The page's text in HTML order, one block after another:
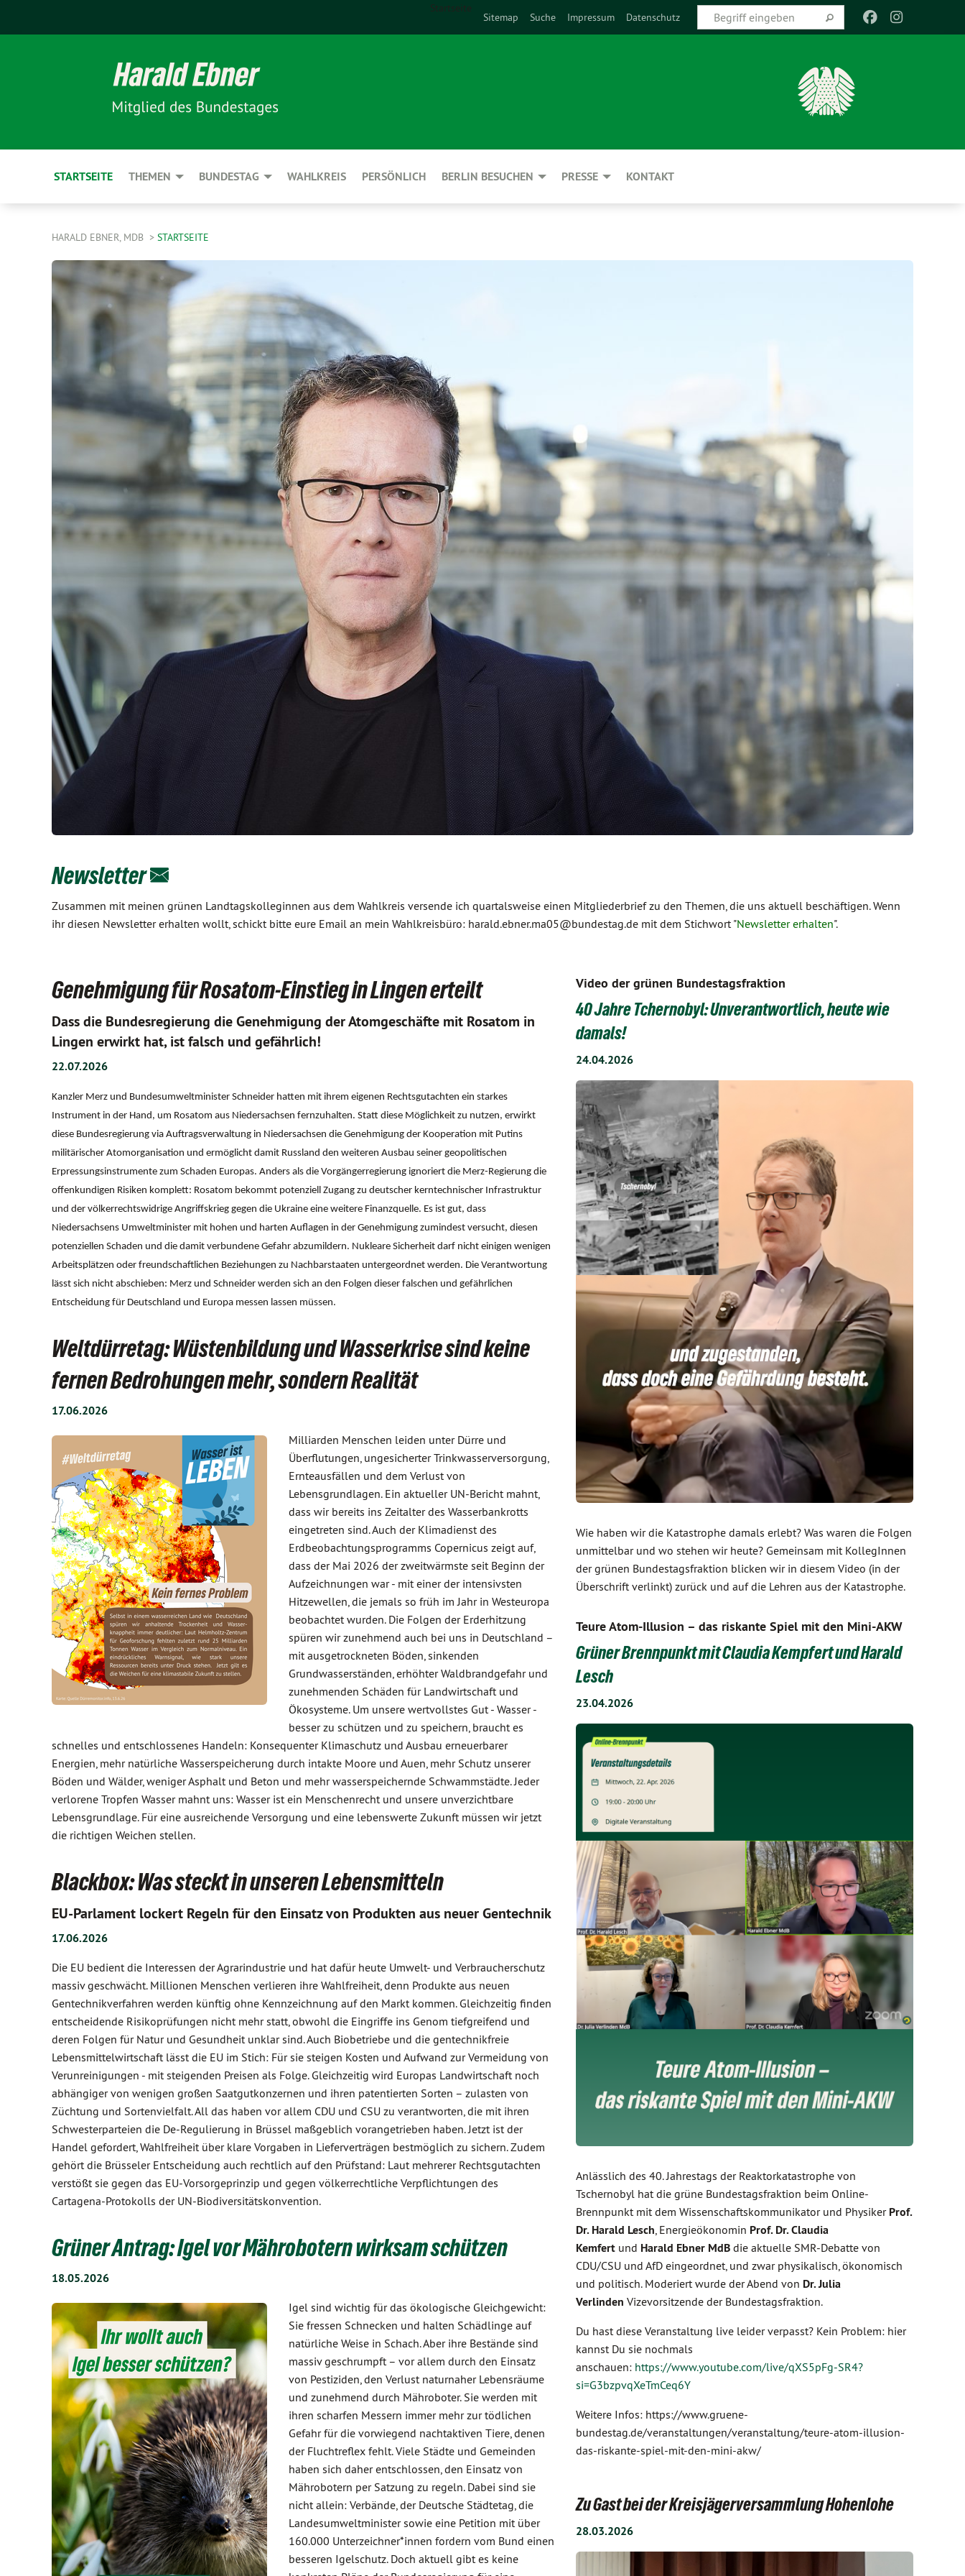
Startseite
Sitemap Suche Impressum Datenschutz
STARTSEITE THEMEN BUNDESTAG WAHLKREIS PERSÖNLICH BERLIN BESUCHEN PRESSE KONTAKT
HARALD EBNER, MDB STARTSEITE
Newsletter
Zusammen mit meinen grünen Landtagskolleginnen aus dem Wahlkreis versende ich quartalsweise einen Mitgliederbrief zu den Themen, die uns aktuell beschäftigen. Wenn
ihr diesen Newsletter erhalten wollt, schickt bitte eure Email an mein Wahlkreisbüro: harald.ebner.ma05@bundestag.de mit dem Stichwort "Newsletter erhalten".
Genehmigung für Rosatom-Einstieg in Lingen erteilt
Dass die Bundesregierung die Genehmigung der Atomgeschäfte mit Rosatom in
Lingen erwirkt hat, ist falsch und gefährlich!
22.07.2026
Kanzler Merz und Bundesumweltminister Schneider hatten mit ihrem eigenen Rechtsgutachten ein starkes
Instrument in der Hand, um Rosatom aus Niedersachsen fernzuhalten. Statt diese Möglichkeit zu nutzen, erwirkt
diese Bundesregierung via Auftragsverwaltung in Niedersachsen die Genehmigung der Kooperation mit Putins
militärischer Atomorganisation und ermöglicht damit Russland den weiteren Ausbau seiner geopolitischen
Erpressungsinstrumente zum Schaden Europas. Anders als die Vorgängerregierung ignoriert die Merz-Regierung die
offenkundigen Risiken komplett: Rosatom bekommt potenziell Zugang zu deutscher kerntechnischer Infrastruktur
und der völkerrechtswidrige Angriffskrieg gegen die Ukraine eine weitere Finanzquelle. Es ist gut, dass
Niedersachsens Umweltminister mit hohen und harten Auflagen in der Genehmigung zumindest versucht, diesen
potenziellen Schaden und die damit verbundene Gefahr abzumildern. Nukleare Sicherheit darf nicht einigen wenigen
Arbeitsplätzen oder freundschaftlichen Beziehungen zu Nachbarstaaten untergeordnet werden. Die Verantwortung
lässt sich nicht abschieben: Merz und Schneider werden sich an den Folgen dieser falschen und gefährlichen
Entscheidung für Deutschland und Europa messen lassen müssen.
Weltdürretag: Wüstenbildung und Wasserkrise sind keine
fernen Bedrohungen mehr, sondern Realität
17.06.2026
Milliarden Menschen leiden unter Dürre und
Überflutungen, ungesicherter Trinkwasserversorgung,
Ernteausfällen und dem Verlust von
Lebensgrundlagen. Ein aktueller UN-Bericht mahnt,
dass wir bereits ins Zeitalter des Wasserbankrotts
eingetreten sind. Auch der Klimadienst des
Erdbeobachtungsprogramms Copernicus zeigt auf,
dass der Mai 2026 der zweitwärmste seit Beginn der
Aufzeichnungen war - mit einer der intensivsten
Hitzewellen, die jemals so früh im Jahr in Westeuropa
beobachtet wurden. Die Folgen der Erderhitzung
spüren wir zunehmend auch bei uns in Deutschland –
mit ausgetrockneten Böden, sinkenden
Grundwasserständen, erhöhter Waldbrandgefahr und
zunehmenden Schäden für Landwirtschaft und
Ökosysteme. Um unsere wertvollstes Gut - Wasser -
besser zu schützen und zu speichern, braucht es
schnelles und entschlossenes Handeln: Konsequenter Klimaschutz und Ausbau erneuerbarer
Energien, mehr natürliche Wasserspeicherung durch intakte Moore und Auen, mehr Schutz unserer
Böden und Wälder, weniger Asphalt und Beton und mehr wasserspeichernde Schwammstädte. Jeder
verlorene Tropfen Wasser mahnt uns: Wasser ist ein Menschenrecht und unsere unverzichtbare
Lebensgrundlage. Für eine ausreichende Versorgung und eine lebenswerte Zukunft müssen wir jetzt
die richtigen Weichen stellen.
Blackbox: Was steckt in unseren Lebensmitteln
EU-Parlament lockert Regeln für den Einsatz von Produkten aus neuer Gentechnik
17.06.2026
Die EU bedient die Interessen der Agrarindustrie und hat dafür heute Umwelt- und Verbraucherschutz
massiv geschwächt. Millionen Menschen verlieren ihre Wahlfreiheit, denn Produkte aus neuen
Gentechnikverfahren werden künftig ohne Kennzeichnung auf den Markt kommen. Gleichzeitig finden
entscheidende Risikoprüfungen nicht mehr statt, obwohl die Eingriffe ins Genom tiefgreifend und
deren Folgen für Natur und Gesundheit unklar sind. Auch Biobetriebe und die gentechnikfreie
Lebensmittelwirtschaft lässt die EU im Stich: Für sie steigen Kosten und Aufwand zur Vermeidung von
Verunreinigungen - mit steigenden Preisen als Folge. Gleichzeitig wird Europas Landwirtschaft noch
abhängiger von wenigen großen Saatgutkonzernen und ihren patentierten Sorten – zulasten von
Züchtung und Sortenvielfalt. All das haben vor allem CDU und CSU zu verantworten, die mit ihren
Schwesterparteien die De-Regulierung in Brüssel maßgeblich vorangetrieben haben. Jetzt ist der
Handel gefordert, Wahlfreiheit über klare Vorgaben in Lieferverträgen bestmöglich zu sichern. Zudem
gehört die Brüsseler Entscheidung auch rechtlich auf den Prüfstand: Laut mehrerer Rechtsgutachten
verstößt sie gegen das EU-Vorsorgeprinzip und gegen völkerrechtliche Verpflichtungen des
Cartagena-Protokolls der UN-Biodiversitätskonvention.
Grüner Antrag: Igel vor Mährobotern wirksam schützen
18.05.2026
Igel sind wichtig für das ökologische Gleichgewicht:
Sie fressen Schnecken und halten Schädlinge auf
natürliche Weise in Schach. Aber ihre Bestände sind
massiv geschrumpft – vor allem durch den Einsatz
von Pestiziden, den Verlust naturnaher Lebensräume
und zunehmend durch Mähroboter. Sie werden mit
ihren scharfen Messern immer mehr zur tödlichen
Gefahr für die vorwiegend nachtaktiven Tiere, denen
der Fluchtreflex fehlt. Viele Städte und Gemeinden
haben sich daher entschlossen, den Einsatz von
Mährobotern per Satzung zu regeln. Dabei sind sie
nicht allein: Verbände, der Deutsche Städtetag, die
Landesumweltminister sowie eine Petition mit über
160.000 Unterzeichner*innen fordern vom Bund einen
besseren Igelschutz. Doch aktuell gibt es keine
Video der grünen Bundestagsfraktion
40 Jahre Tchernobyl: Unverantwortlich, heute wie
damals!
24.04.2026
Wie haben wir die Katastrophe damals erlebt? Was waren die Folgen
unmittelbar und wo stehen wir heute? Gemeinsam mit KollegInnen
der grünen Bundestagsfraktion blicken wir in diesem Video (in der
Überschrift verlinkt) zurück und auf die Lehren aus der Katastrophe.
Teure Atom-Illusion – das riskante Spiel mit den Mini-AKW
Grüner Brennpunkt mit Claudia Kempfert und Harald
Lesch
23.04.2026
Anlässlich des 40. Jahrestags der Reaktorkatastrophe von
Tschernobyl hat die grüne Bundestagsfraktion beim Online-
Brennpunkt mit dem Wissenschaftskommunikator und Physiker Prof.
Dr. Harald Lesch, Energieökonomin Prof. Dr. Claudia
Kemfert und Harald Ebner MdB die aktuelle SMR-Debatte von
CDU/CSU und AfD eingeordnet, und zwar physikalisch, ökonomisch
und politisch. Moderiert wurde der Abend von Dr. Julia
Verlinden Vizevorsitzende der Bundestagsfraktion.
Du hast diese Veranstaltung live leider verpasst? Kein Problem: hier
kannst Du sie nochmals
anschauen: https://www.youtube.com/live/qXS5pFg-SR4?
si=G3bzpvqXeTmCeq6Y
Weitere Infos: https://www.gruene-
bundestag.de/veranstaltungen/veranstaltung/teure-atom-illusion-
das-riskante-spiel-mit-den-mini-akw/
Zu Gast bei der Kreisjägerversammlung Hohenlohe
28.03.2026